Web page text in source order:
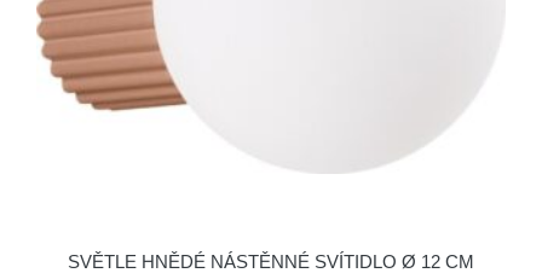
SVĚTLE HNĚDÉ NÁSTĚNNÉ SVÍTIDLO Ø 12 CM